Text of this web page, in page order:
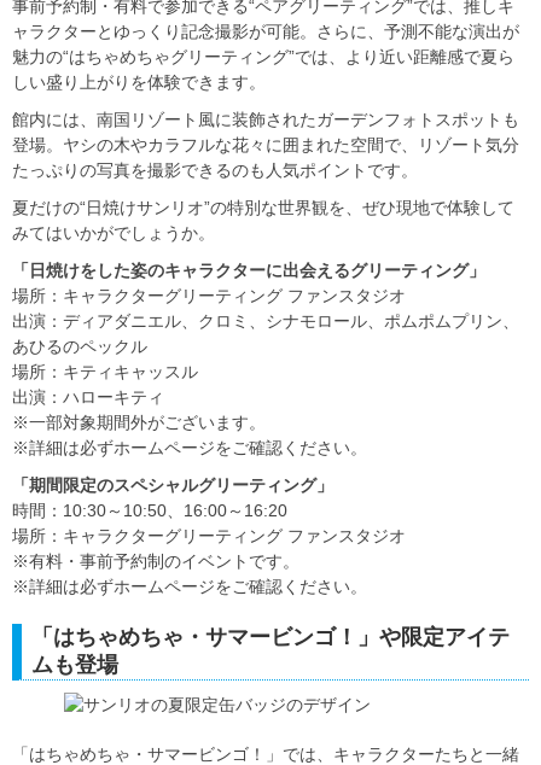
事前予約制・有料で参加できる“ペアグリーティング”では、推しキ
ャラクターとゆっくり記念撮影が可能。さらに、予測不能な演出が
魅力の“はちゃめちゃグリーティング”では、より近い距離感で夏ら
しい盛り上がりを体験できます。
館内には、南国リゾート風に装飾されたガーデンフォトスポットも
登場。ヤシの木やカラフルな花々に囲まれた空間で、リゾート気分
たっぷりの写真を撮影できるのも人気ポイントです。
夏だけの“日焼けサンリオ”の特別な世界観を、ぜひ現地で体験して
みてはいかがでしょうか。
「日焼けをした姿のキャラクターに出会えるグリーティング」
場所：キャラクターグリーティング ファンスタジオ
出演：ディアダニエル、クロミ、シナモロール、ポムポムプリン、
あひるのペックル
場所：キティキャッスル
出演：ハローキティ
※一部対象期間外がございます。
※詳細は必ずホームページをご確認ください。
「期間限定のスペシャルグリーティング」
時間：10:30～10:50、16:00～16:20
場所：キャラクターグリーティング ファンスタジオ
※有料・事前予約制のイベントです。
※詳細は必ずホームページをご確認ください。
「はちゃめちゃ・サマービンゴ！」や限定アイテ
ムも登場
「はちゃめちゃ・サマービンゴ！」では、キャラクターたちと一緒